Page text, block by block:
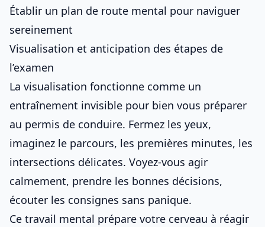
Établir un plan de route mental pour naviguer
sereinement
Visualisation et anticipation des étapes de
l’examen
La visualisation fonctionne comme un
entraînement invisible pour bien vous préparer
au permis de conduire. Fermez les yeux,
imaginez le parcours, les premières minutes, les
intersections délicates. Voyez-vous agir
calmement, prendre les bonnes décisions,
écouter les consignes sans panique.
Ce travail mental prépare votre cerveau à réagir